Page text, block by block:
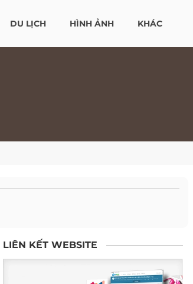
DU LỊCH HÌNH ẢNH KHÁC
LIÊN KẾT WEBSITE